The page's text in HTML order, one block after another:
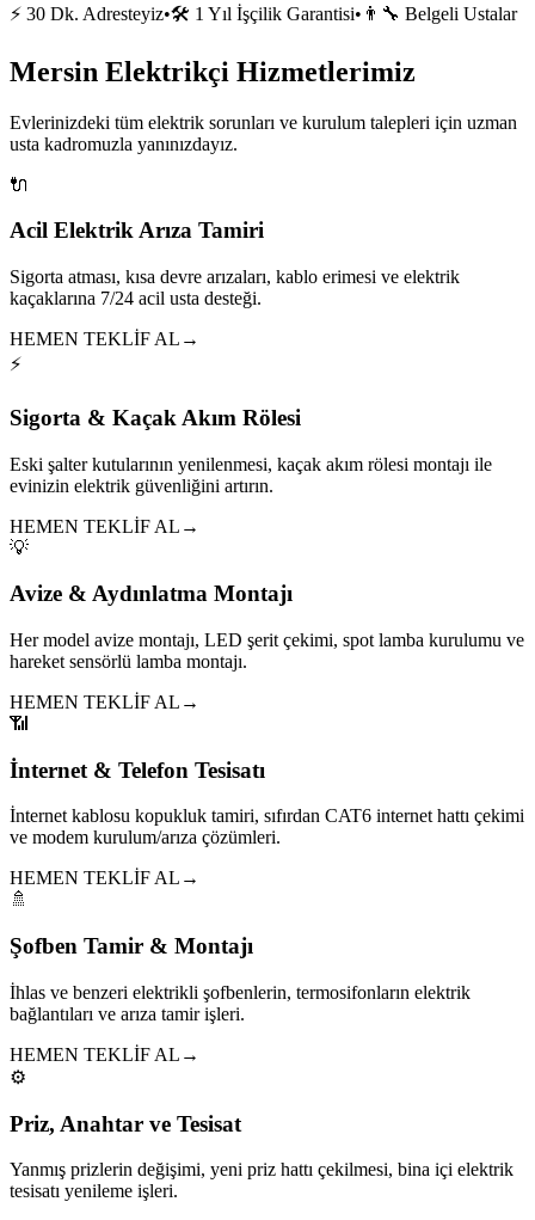
⚡ 30 Dk. Adresteyiz•🛠️ 1 Yıl İşçilik Garantisi• 👨‍🔧 Belgeli Ustalar
Mersin Elektrikçi Hizmetlerimiz
Evlerinizdeki tüm elektrik sorunları ve kurulum talepleri için uzman
usta kadromuzla yanınızdayız.
🔌
Acil Elektrik Arıza Tamiri
Sigorta atması, kısa devre arızaları, kablo erimesi ve elektrik
kaçaklarına 7/24 acil usta desteği.
HEMEN TEKLİF AL →
⚡
Sigorta & Kaçak Akım Rölesi
Eski şalter kutularının yenilenmesi, kaçak akım rölesi montajı ile
evinizin elektrik güvenliğini artırın.
HEMEN TEKLİF AL →
💡
Avize & Aydınlatma Montajı
Her model avize montajı, LED şerit çekimi, spot lamba kurulumu ve
hareket sensörlü lamba montajı.
HEMEN TEKLİF AL →
📶
İnternet & Telefon Tesisatı
İnternet kablosu kopukluk tamiri, sıfırdan CAT6 internet hattı çekimi
ve modem kurulum/arıza çözümleri.
HEMEN TEKLİF AL →
🚿
Şofben Tamir & Montajı
İhlas ve benzeri elektrikli şofbenlerin, termosifonların elektrik
bağlantıları ve arıza tamir işleri.
HEMEN TEKLİF AL →
⚙️
Priz, Anahtar ve Tesisat
Yanmış prizlerin değişimi, yeni priz hattı çekilmesi, bina içi elektrik
tesisatı yenileme işleri.